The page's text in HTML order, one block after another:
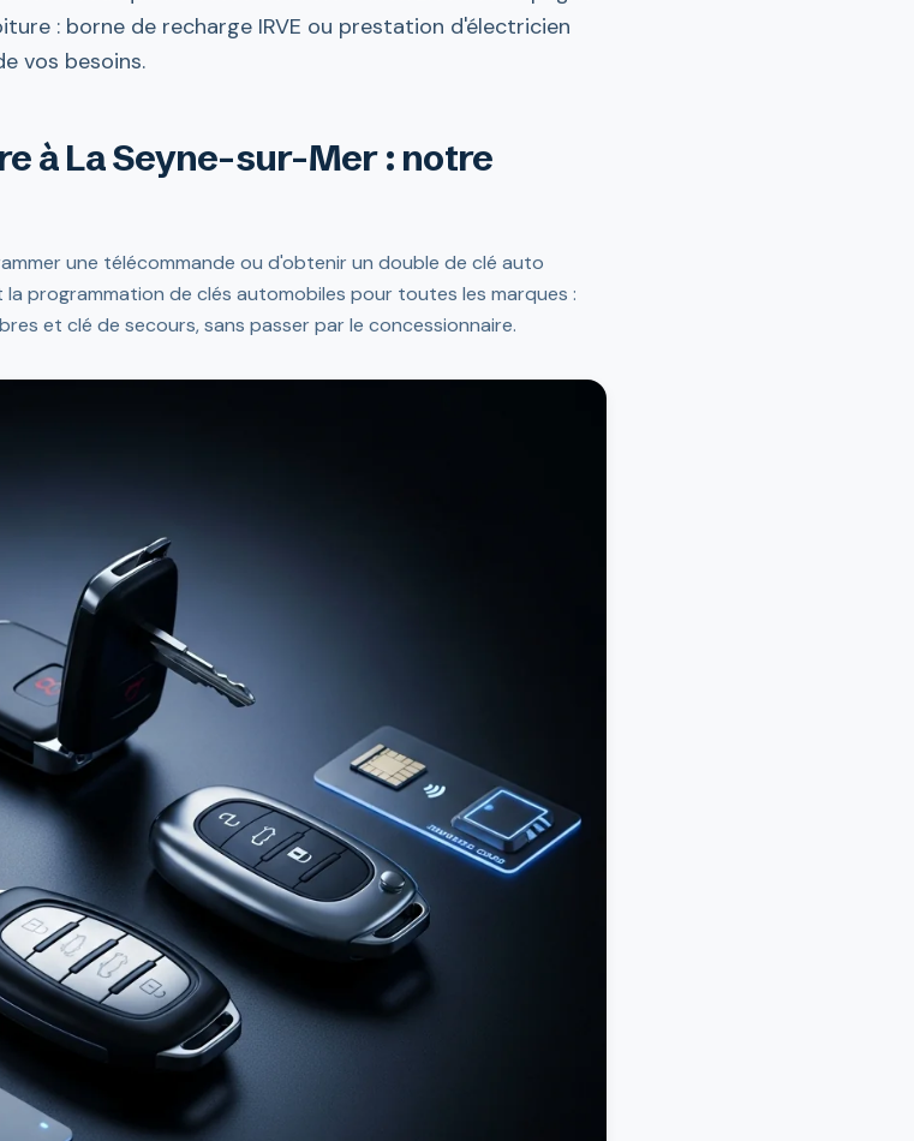
: borne de recharge IRVE ou prestation d'électricien
vos besoins.
à La Seyne-sur-Mer : notre
une télécommande ou d'obtenir un double de clé auto
programmation de clés automobiles pour toutes les marques :
et clé de secours, sans passer par le concessionnaire.